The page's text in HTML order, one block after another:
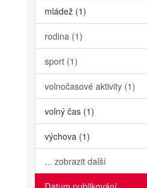
mládež (1)
rodina (1)
sport (1)
volnočasové aktivity (1)
volný čas (1)
výchova (1)
... zobrazit další